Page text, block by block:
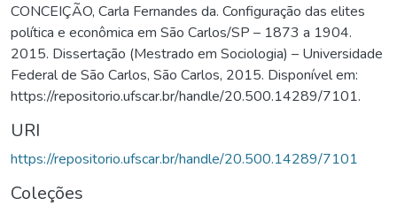
CONCEIÇÃO, Carla Fernandes da. Configuração das elites
política e econômica em São Carlos/SP – 1873 a 1904.
2015. Dissertação (Mestrado em Sociologia) – Universidade
Federal de São Carlos, São Carlos, 2015. Disponível em:
https://repositorio.ufscar.br/handle/20.500.14289/7101.
URI
https://repositorio.ufscar.br/handle/20.500.14289/7101
Coleções